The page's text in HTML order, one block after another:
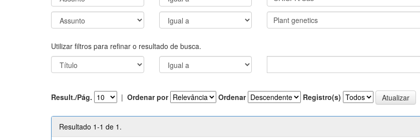
Utilizar filtros para refinar o resultado de busca.
Result./Pág. | Ordenar por Ordenar Registro(s)
Resultado 1-1 de 1.